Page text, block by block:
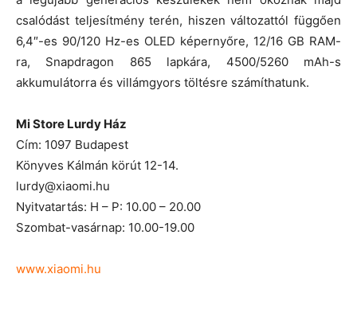
csalódást teljesítmény terén, hiszen változattól függően
6,4″-es 90/120 Hz-es OLED képernyőre, 12/16 GB RAM-
ra, Snapdragon 865 lapkára, 4500/5260 mAh-s
akkumulátorra és villámgyors töltésre számíthatunk.
Mi Store Lurdy Ház
Cím: 1097 Budapest
Könyves Kálmán körút 12-14.
lurdy@xiaomi.hu
Nyitvatartás: H – P: 10.00 – 20.00
Szombat-vasárnap: 10.00-19.00
www.xiaomi.hu